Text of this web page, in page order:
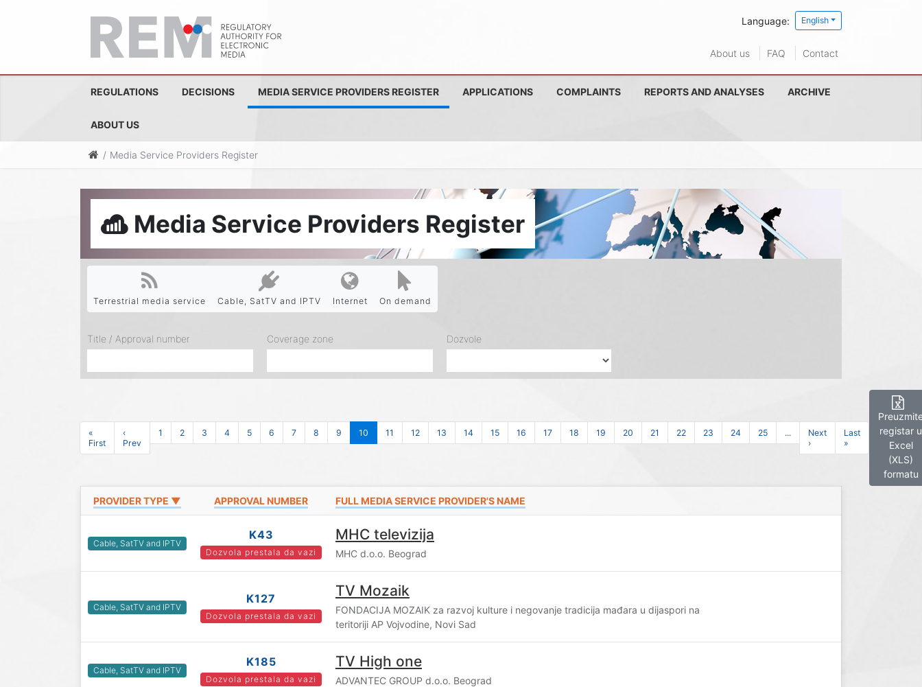
Language: English
About us FAQ Contact
REGULATIONS DECISIONS MEDIA SERVICE PROVIDERS REGISTER APPLICATIONS COMPLAINTS REPORTS AND ANALYSES ARCHIVE
ABOUT US
Media Service Providers Register
Media Service Providers Register
Terrestrial media service Cable, SatTV and IPTV Internet On demand
Title / Approval number Coverage zone Dozvole
«
First
‹
Prev
1 2 3 4 5 6 7 8 9 10 11 12 13 14 15 16 17 18 19 20 21 22 23 24 25 ...
Next
›
Last
»
registar u
Excel
(XLS)
formatu
PROVIDER TYPE ▼ APPROVAL NUMBER FULL MEDIA SERVICE PROVIDER'S NAME
Cable, SatTV and IPTV
K43
Dozvola prestala da vazi
MHC televizija
MHC d.o.o. Beograd
Cable, SatTV and IPTV
K127
Dozvola prestala da vazi
TV Mozaik
FONDACIJA MOZAIK za razvoj kulture i negovanje tradicija mađara u dijaspori na
teritoriji AP Vojvodine, Novi Sad
Cable, SatTV and IPTV
K185
Dozvola prestala da vazi
TV High one
ADVANTEC GROUP d.o.o. Beograd